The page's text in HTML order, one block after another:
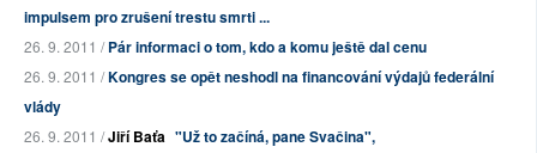
impulsem pro zrušení trestu smrti ...
26. 9. 2011 /Pár informaci o tom, kdo a komu ještě dal cenu
26. 9. 2011 /Kongres se opět neshodl na financování výdajů federální
vlády
26. 9. 2011 /Jiří Baťa "Už to začíná, pane Svačina",